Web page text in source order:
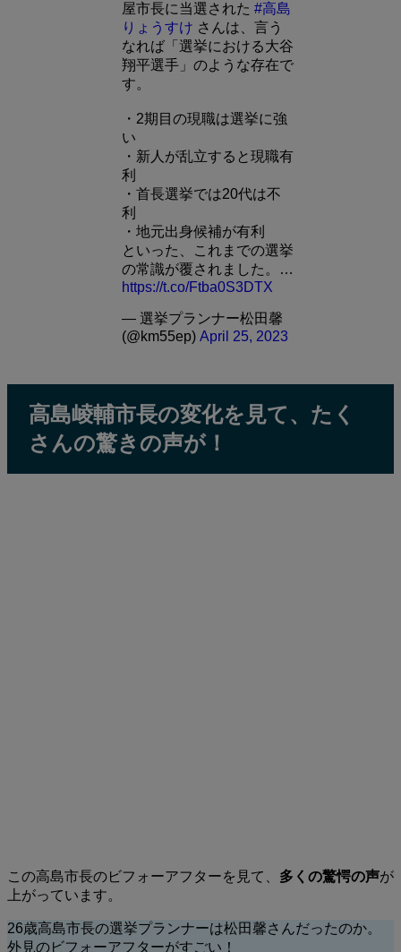
屋市長に当選された #高島
りょうすけ さんは、言う
なれば「選挙における大谷
翔平選手」のような存在で
す。
・2期目の現職は選挙に強
い
・新人が乱立すると現職有
利
・首長選挙では20代は不
利
・地元出身候補が有利
といった、これまでの選挙
の常識が覆されました。…
https://t.co/Ftba0S3DTX
— 選挙プランナー松田馨
(@km55ep) April 25, 2023
高島崚輔市長の変化を見て、たく
さんの驚きの声が！
この高島市長のビフォーアフターを見て、 多くの驚愕の声が
上がっています。
26歳高島市長の選挙プランナーは松田馨さんだったのか。
外見のビフォーアフターがすごい！